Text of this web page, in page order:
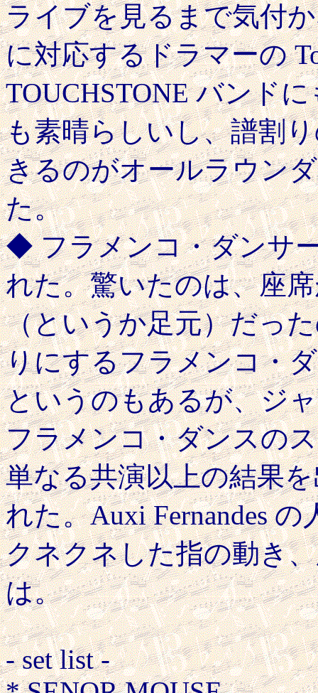
ライブを見るまで気付
に対応するドラマーの
TOUCHSTONE バンド
も素晴らしいし、譜割
きるのがオールラウン
た。
◆ フラメンコ・ダンサ
れた。驚いたのは、座席
（というか足元）だっ
りにするフラメンコ・
というのもあるが、ジ
フラメンコ・ダンスの
単なる共演以上の結果
れた。Auxi Fernandes
クネクネした指の動き
は。
- set list -